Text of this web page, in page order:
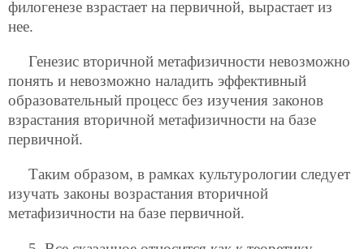
филогенезе взрастает на первичной, вырастает из
нее.
Генезис вторичной метафизичности невозможно
понять и невозможно наладить эффективный
образовательный процесс без изучения законов
взрастания вторичной метафизичности на базе
первичной.
Таким образом, в рамках культурологии следует
изучать законы возрастания вторичной
метафизичности на базе первичной.